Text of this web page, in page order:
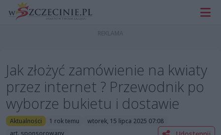
Jak złożyć zamówienie na kwiaty
przez internet ? Przewodnik po
wyborze bukietu i dostawie
Aktualności 1 rok temu
wtorek, 15 lipca 2025 07:08